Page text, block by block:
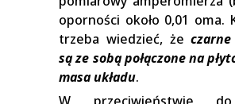
oporności około 0,01 oma.
trzeba wiedzieć, że
są ze sobą połączone na
masa układu.